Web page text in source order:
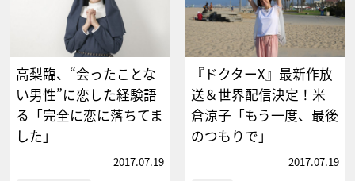
高梨臨、“会ったことな
い男性”に恋した経験語
る「完全に恋に落ちてま
した」
2017.07.19
『ドクターX』最新作放
送＆世界配信決定！米
倉涼子「もう一度、最後
のつもりで」
2017.07.19